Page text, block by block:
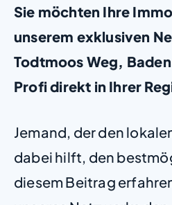
Sie möchten Ihre
unserem exklusiven
Todtmoos Weg,
Profi direkt in Ihrer
Jemand, der den
dabei hilft, den
diesem Beitrag